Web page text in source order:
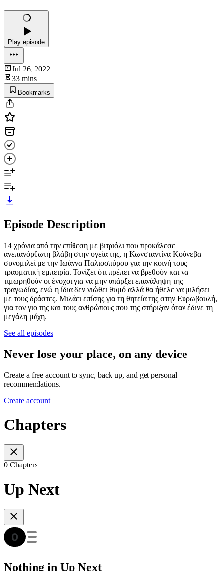
Play episode
Jul 26, 2022
33 mins
Bookmarks
Episode Description
14 χρόνια από την επίθεση με βιτριόλι που προκάλεσε
ανεπανόρθωτη βλάβη στην υγεία της, η Κωνσταντίνα Κούνεβα
συνομιλεί με την Ιωάννα Παλιοσπύρου για την κοινή τους
τραυματική εμπειρία. Τονίζει ότι πρέπει να βρεθούν και να
τιμωρηθούν οι ένοχοι για να μην υπάρξει επανάληψη της
τραγωδίας, ενώ η ίδια δεν νιώθει θυμό αλλά θα ήθελε να μιλήσει
με τους δράστες. Μιλάει επίσης για τη θητεία της στην Ευρωβουλή,
για τον γιο της και τους ανθρώπους που της στήριξαν όταν έδινε τη
μεγάλη μάχη.
See all episodes
Never lose your place, on any device
Create a free account to sync, back up, and get personal
recommendations.
Create account
Chapters
0 Chapters
Up Next
Nothing in Up Next